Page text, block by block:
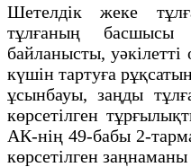
Шетелдік жеке
тұлғаның басшысы
байланысты,
күшін тартуға
ұсынбауы, заңды
көрсетілген
АК-нің 49-бабы 2-
көрсетілген